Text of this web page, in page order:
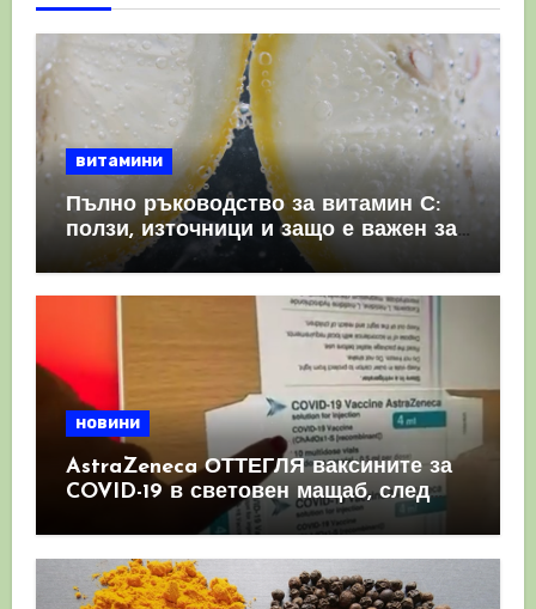
витамини
Пълно ръководство за витамин С:
ползи, източници и защо е важен за
имунната система
новини
AstraZeneca ОТТЕГЛЯ ваксините за
COVID-19 в световен мащаб, след
като призна, че те причиняват